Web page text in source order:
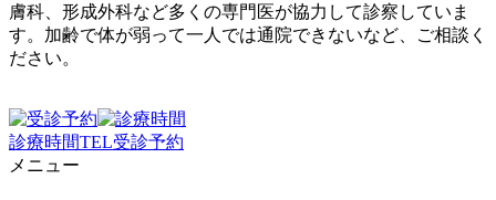
膚科、形成外科など多くの専門医が協力して診察していま
す。加齢で体が弱って一人では通院できないなど、ご相談く
ださい。
診療時間TEL受診予約
メニュー